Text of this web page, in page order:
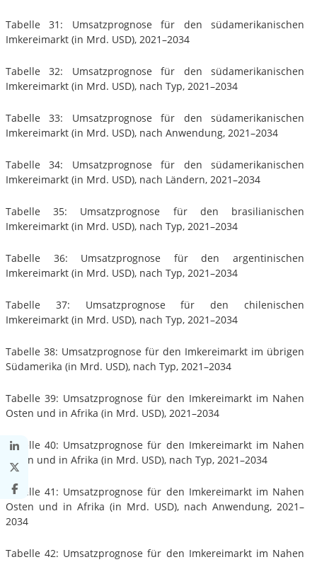
Tabelle 31: Umsatzprognose für den südamerikanischen
Imkereimarkt (in Mrd. USD), 2021–2034
Tabelle 32: Umsatzprognose für den südamerikanischen
Imkereimarkt (in Mrd. USD), nach Typ, 2021–2034
Tabelle 33: Umsatzprognose für den südamerikanischen
Imkereimarkt (in Mrd. USD), nach Anwendung, 2021–2034
Tabelle 34: Umsatzprognose für den südamerikanischen
Imkereimarkt (in Mrd. USD), nach Ländern, 2021–2034
Tabelle 35: Umsatzprognose für den brasilianischen
Imkereimarkt (in Mrd. USD), nach Typ, 2021–2034
Tabelle 36: Umsatzprognose für den argentinischen
Imkereimarkt (in Mrd. USD), nach Typ, 2021–2034
Tabelle 37: Umsatzprognose für den chilenischen
Imkereimarkt (in Mrd. USD), nach Typ, 2021–2034
Tabelle 38: Umsatzprognose für den Imkereimarkt im übrigen
Südamerika (in Mrd. USD), nach Typ, 2021–2034
Tabelle 39: Umsatzprognose für den Imkereimarkt im Nahen
Osten und in Afrika (in Mrd. USD), 2021–2034
Tabelle 40: Umsatzprognose für den Imkereimarkt im Nahen
Osten und in Afrika (in Mrd. USD), nach Typ, 2021–2034
Tabelle 41: Umsatzprognose für den Imkereimarkt im Nahen
Osten und in Afrika (in Mrd. USD), nach Anwendung, 2021–
2034
Tabelle 42: Umsatzprognose für den Imkereimarkt im Nahen